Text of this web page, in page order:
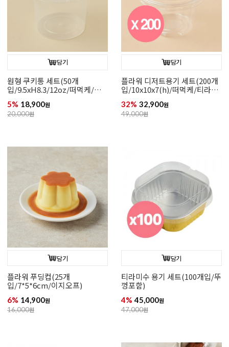
담기
원형 쿠키통 세트(50개
입/9.5xH8.3/12oz/떠먹케/구
5% 18,900원
20,000원
담기
플라워 디저트용기 세트(200개
입/10x10x7(h)/떠먹케/티라미
32% 32,900원
49,000원
담기
플라워 푸딩컵(25개
입/7*5*6cm/이지오프)
6% 14,900원
16,000원
담기
티라미수 용기 세트(100개입/뚜
껑포함)
4% 45,000원
47,000원